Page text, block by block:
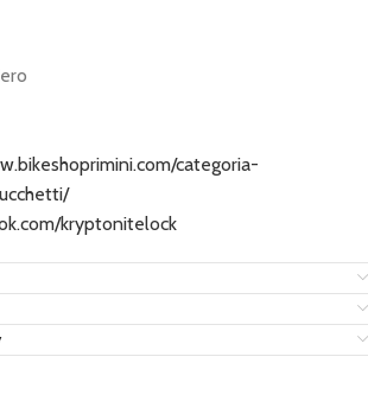
categoria-
kryptonitelock